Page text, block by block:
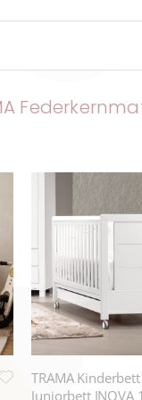
TRAMA
Juniorbett INOVA